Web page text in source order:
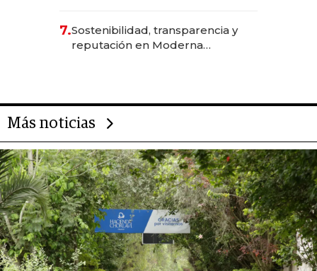
7.Sostenibilidad, transparencia y
reputación en Moderna
Más noticias